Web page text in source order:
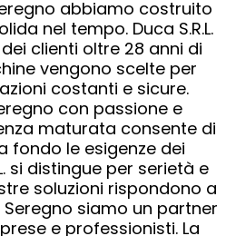
abbiamo costruito
nel tempo. Duca S.R.L.
clienti oltre 28 anni di
vengono scelte per
costanti e sicure.
con passione e
maturata consente di
fondo le esigenze dei
si distingue per serietà e
soluzioni rispondono a
siamo un partner
e professionisti. La